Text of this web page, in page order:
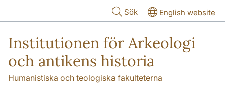
Sök English website
Institutionen för Arkeologi
och antikens historia
Humanistiska och teologiska fakulteterna